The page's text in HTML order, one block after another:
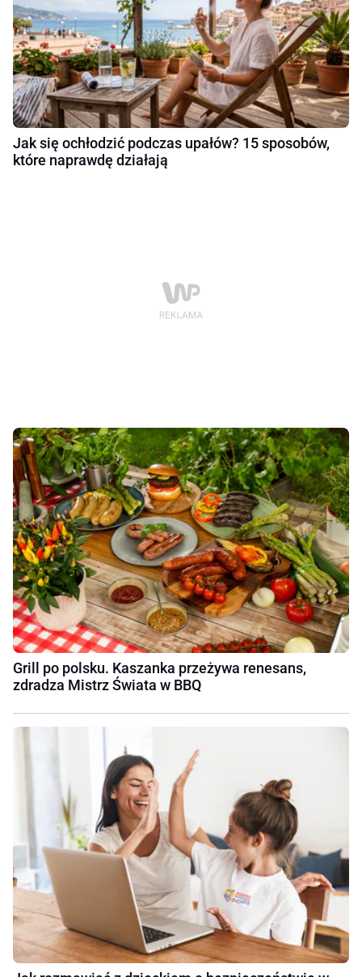
Jak się ochłodzić podczas upałów? 15 sposobów,
które naprawdę działają
Grill po polsku. Kaszanka przeżywa renesans,
zdradza Mistrz Świata w BBQ